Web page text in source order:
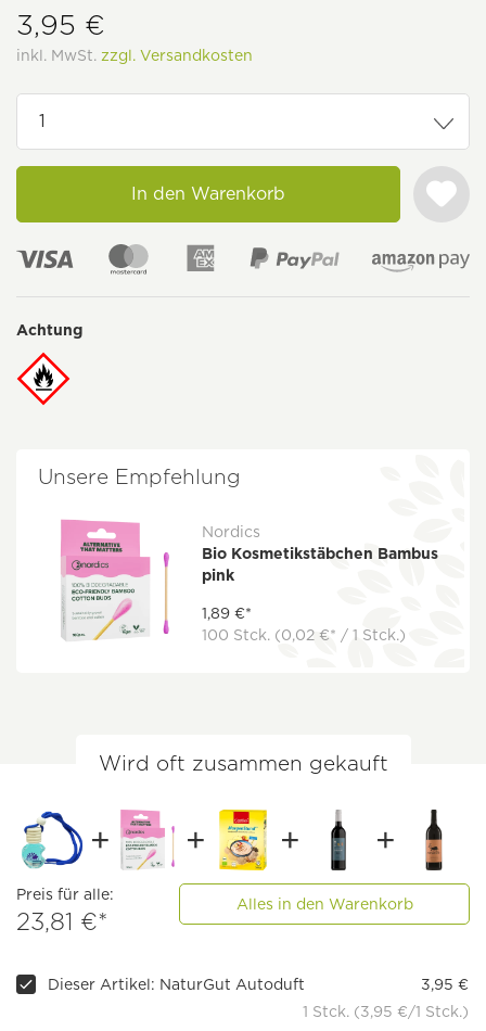
3,95 €
inkl. MwSt. zzgl. Versandkosten
In den Warenkorb
Achtung
Unsere Empfehlung
Nordics
Bio Kosmetikstäbchen Bambus
pink
1,89 €*
100 Stck. (0,02 €* / 1 Stck.)
Wird oft zusammen gekauft
Preis für alle:
23,81 €*
Alles in den Warenkorb
Dieser Artikel: NaturGut Autoduft
3,95 €
1 Stck. (3,95 €/1 Stck.)